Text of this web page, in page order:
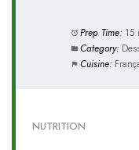
Prep Time: 15
Category:
Cuisine:
NUTRITION